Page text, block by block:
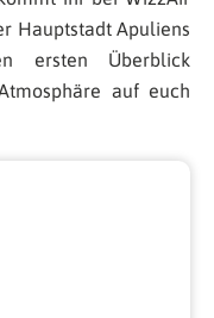
Hauptstadt Apuliens
ersten Überblick
auf euch